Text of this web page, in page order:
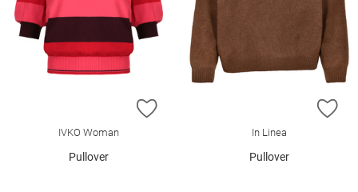
ZUR WUNSCHLISTE HINZUFÜGEN
IVKO Woman
Pullover
In Linea
Pullover